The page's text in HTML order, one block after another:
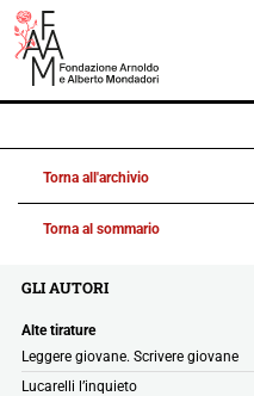
Torna all'archivio
Torna al sommario
GLI AUTORI
Alte tirature
Leggere giovane. Scrivere giovane
Lucarelli l’inquieto